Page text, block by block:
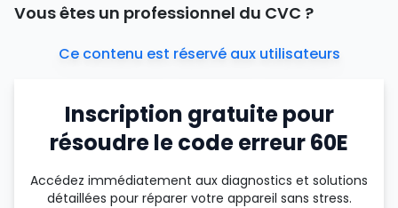
Vous êtes un professionnel du CVC ?
Ce contenu est réservé aux utilisateurs
Inscription gratuite pour
résoudre le code erreur 60E
Accédez immédiatement aux diagnostics et solutions
détaillées pour réparer votre appareil sans stress.